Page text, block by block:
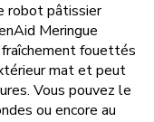
robot pâtissier
Meringue
fouettés
mat et peut
Vous pouvez le
ou encore au